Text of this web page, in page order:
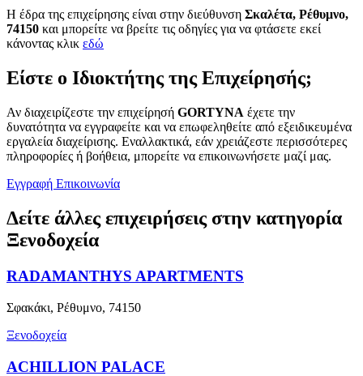
H έδρα της επιχείρησης είναι στην διεύθυνση Σκαλέτα, Ρέθυμνο,
74150 και μπορείτε να βρείτε τις οδηγίες για να φτάσετε εκεί
κάνοντας κλικ εδώ
Είστε ο Ιδιοκτήτης της Επιχείρησής;
Αν διαχειρίζεστε την επιχείρησή GORTYNA έχετε την
δυνατότητα να εγγραφείτε και να επωφεληθείτε από εξειδικευμένα
εργαλεία διαχείρισης. Εναλλακτικά, εάν χρειάζεστε περισσότερες
πληροφορίες ή βοήθεια, μπορείτε να επικοινωνήσετε μαζί μας.
Εγγραφή Επικοινωνία
Δείτε άλλες επιχειρήσεις στην κατηγορία
Ξενοδοχεία
RADAMANTHYS APARTMENTS
Σφακάκι, Ρέθυμνο, 74150
Ξενοδοχεία
ACHILLION PALACE